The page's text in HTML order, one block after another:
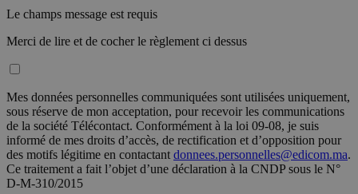
Le champs message est requis
Merci de lire et de cocher le règlement ci dessus
Mes données personnelles communiquées sont utilisées uniquement,
sous réserve de mon acceptation, pour recevoir les communications
de la société Télécontact. Conformément à la loi 09-08, je suis
informé de mes droits d’accès, de rectification et d’opposition pour
des motifs légitime en contactant donnees.personnelles@edicom.ma.
Ce traitement a fait l’objet d’une déclaration à la CNDP sous le N°
D-M-310/2015